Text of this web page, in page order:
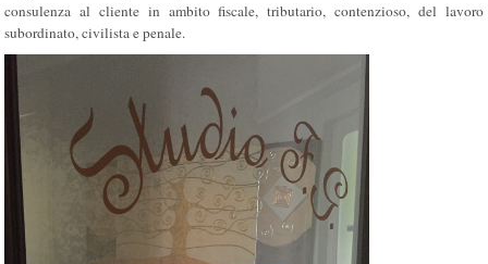
consulenza al cliente in ambito fiscale, tributario, contenzioso, del lavoro
subordinato, civilista e penale.